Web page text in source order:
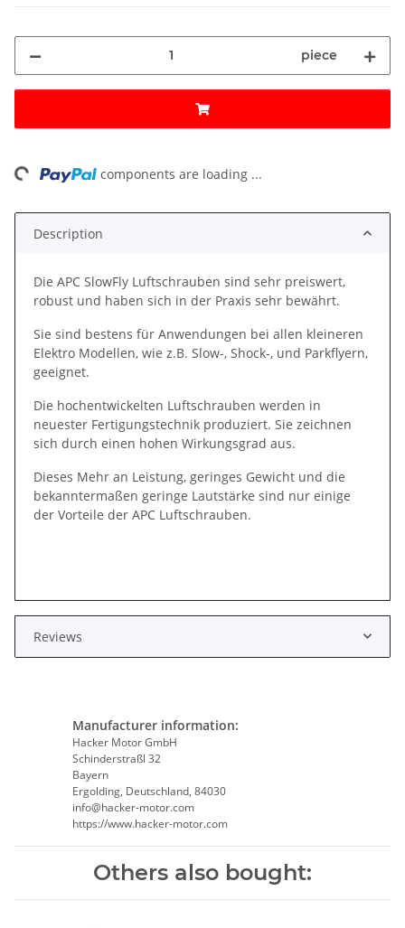
piece
components are loading ...
Description
Die APC SlowFly Luftschrauben sind sehr preiswert,
robust und haben sich in der Praxis sehr bewährt.
Sie sind bestens für Anwendungen bei allen kleineren
Elektro Modellen, wie z.B. Slow-, Shock-, und Parkflyern,
geeignet.
Die hochentwickelten Luftschrauben werden in
neuester Fertigungstechnik produziert. Sie zeichnen
sich durch einen hohen Wirkungsgrad aus.
Dieses Mehr an Leistung, geringes Gewicht und die
bekanntermaßen geringe Lautstärke sind nur einige
der Vorteile der APC Luftschrauben.
Reviews
Manufacturer information:
Hacker Motor GmbH
Schinderstraßl 32
Bayern
Ergolding, Deutschland, 84030
info@hacker-motor.com
https://www.hacker-motor.com
Others also bought: